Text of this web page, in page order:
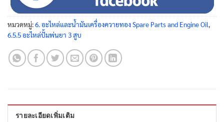
หมวดหมู่:6. อะไหล่และน้ำมันเครื่องควายทอง Spare Parts and Engine Oil
6.5.5 อะไหล่ปั้มพ่นยา 3 สูบ
รายละเอียดเพิ่มเติม